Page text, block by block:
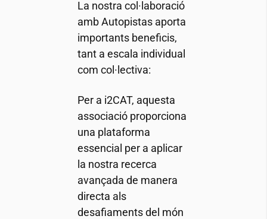
La nostra col·laboració
amb Autopistas aporta
importants beneficis,
tant a escala individual
com col·lectiva:
Per a i2CAT, aquesta
associació proporciona
una plataforma
essencial per a aplicar
la nostra recerca
avançada de manera
directa als
desafiaments del món